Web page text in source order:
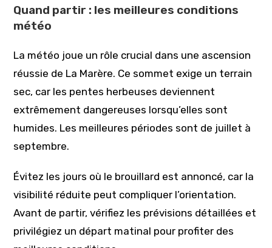
Quand partir : les meilleures conditions
météo
La météo joue un rôle crucial dans une ascension
réussie de La Marère. Ce sommet exige un terrain
sec, car les pentes herbeuses deviennent
extrêmement dangereuses lorsqu’elles sont
humides. Les meilleures périodes sont de juillet à
septembre.
Évitez les jours où le brouillard est annoncé, car la
visibilité réduite peut compliquer l’orientation.
Avant de partir, vérifiez les prévisions détaillées et
privilégiez un départ matinal pour profiter des